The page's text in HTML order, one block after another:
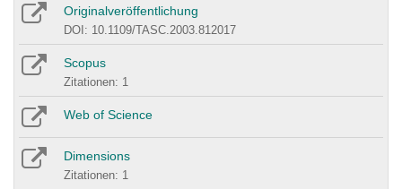
Originalveröffentlichung
DOI: 10.1109/TASC.2003.812017
Scopus
Zitationen: 1
Web of Science
Dimensions
Zitationen: 1